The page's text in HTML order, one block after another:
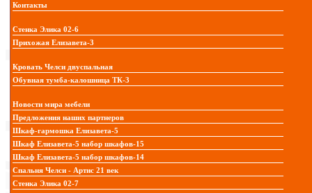
Контакты
Стенка Элика 02-6
Прихожая Елизавета-3
Кровать Челси двуспальная
Обувная тумба-калошница ТК-3
Новости мира мебели
Предложения наших партнеров
Шкаф-гармошка Елизавета-5
Шкаф Елизавета-5 набор шкафов-15
Шкаф Елизавета-5 набор шкафов-14
Спальня Челси - Артис 21 век
Стенка Элика 02-7